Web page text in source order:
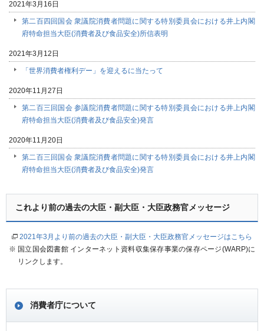
2021年3月16日
第二百四回国会 衆議院消費者問題に関する特別委員会における井上内閣
府特命担当大臣(消費者及び食品安全)所信表明
2021年3月12日
「世界消費者権利デー」を迎えるに当たって
2020年11月27日
第二百三回国会 参議院消費者問題に関する特別委員会における井上内閣
府特命担当大臣(消費者及び食品安全)発言
2020年11月20日
第二百三回国会 衆議院消費者問題に関する特別委員会における井上内閣
府特命担当大臣(消費者及び食品安全)発言
これより前の過去の大臣・副大臣・大臣政務官メッセージ
2021年3月より前の過去の大臣・副大臣・大臣政務官メッセージはこちら
※ 国立国会図書館 インターネット資料収集保存事業の保存ページ(WARP)に
リンクします。
消費者庁について